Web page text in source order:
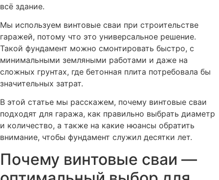
всё здание.
Мы используем винтовые сваи при строительстве
гаражей, потому что это универсальное решение.
Такой фундамент можно смонтировать быстро, с
минимальными земляными работами и даже на
сложных грунтах, где бетонная плита потребовала бы
значительных затрат.
В этой статье мы расскажем, почему винтовые сваи
подходят для гаража, как правильно выбрать диаметр
и количество, а также на какие нюансы обратить
внимание, чтобы фундамент служил десятки лет.
Почему винтовые сваи —